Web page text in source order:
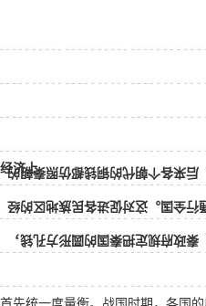
经济上
秦朝还统一了货币。秦政府规定
作为统一的货币，通行全国。这对
济交流，十分有用。后来各个朝代